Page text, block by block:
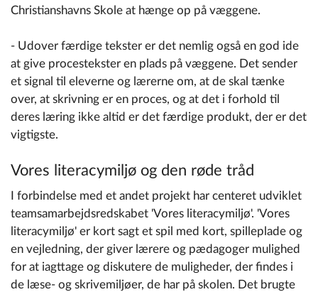
Christianshavns Skole at hænge op på væggene.
- Udover færdige tekster er det nemlig også en god ide
at give procestekster en plads på væggene. Det sender
et signal til eleverne og lærerne om, at de skal tænke
over, at skrivning er en proces, og at det i forhold til
deres læring ikke altid er det færdige produkt, der er det
vigtigste.
Vores literacymiljø og den røde tråd
I forbindelse med et andet projekt har centeret udviklet
teamsamarbejdsredskabet 'Vores literacymiljø'. 'Vores
literacymiljø' er kort sagt et spil med kort, spilleplade og
en vejledning, der giver lærere og pædagoger mulighed
for at iagttage og diskutere de muligheder, der findes i
de læse- og skrivemiljøer, de har på skolen. Det brugte